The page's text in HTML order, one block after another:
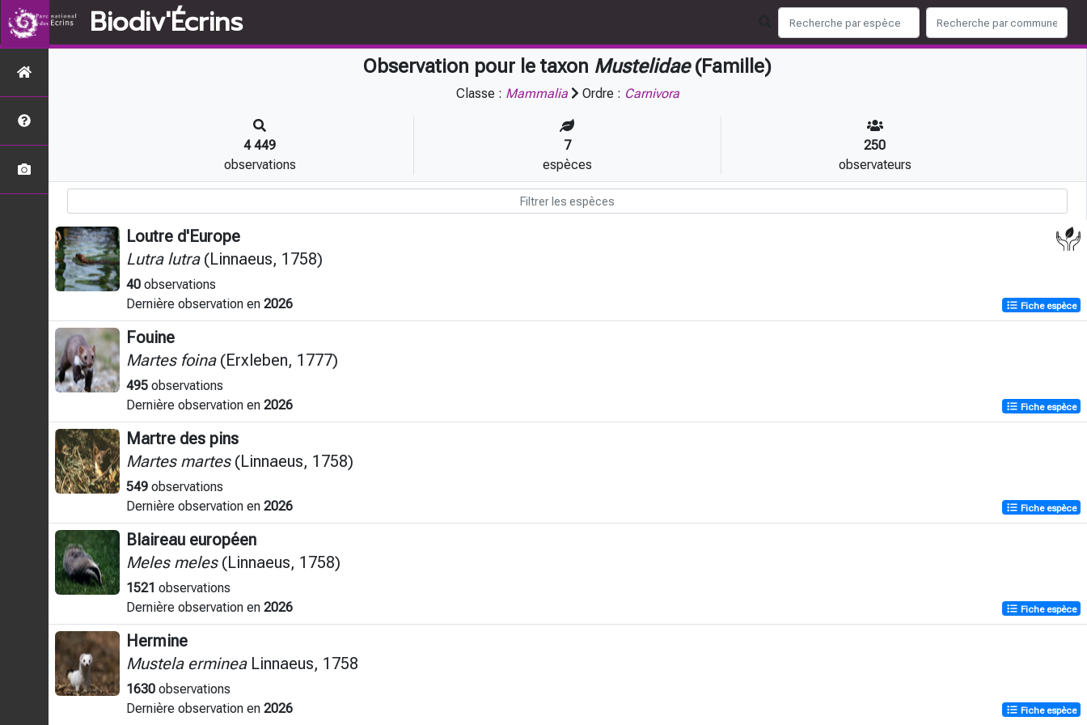
Biodiv'Écrins
Observation pour le taxon Mustelidae(Famille)
Classe : Mammalia Ordre : Carnivora
4 449
observations
7
espèces
250
observateurs
Loutre d'Europe
Lutra lutra(Linnaeus, 1758)
40 observations
Dernière observation en 2026 Fiche espèce
Fouine
Martes foina(Erxleben, 1777)
495 observations
Dernière observation en 2026 Fiche espèce
Martre des pins
Martes martes(Linnaeus, 1758)
549 observations
Dernière observation en 2026 Fiche espèce
Blaireau européen
Meles meles(Linnaeus, 1758)
1521 observations
Dernière observation en 2026 Fiche espèce
Hermine
Mustela ermineaLinnaeus, 1758
1630 observations
Dernière observation en 2026 Fiche espèce